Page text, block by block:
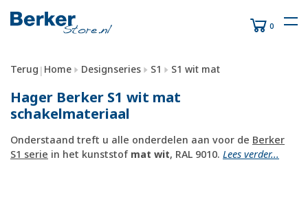
0
Terug | Home Designseries S1 S1 wit mat
Hager Berker S1 wit mat
schakelmateriaal
Onderstaand treft u alle onderdelen aan voor de Berker
S1 serie in het kunststof mat wit, RAL 9010. Lees verder...